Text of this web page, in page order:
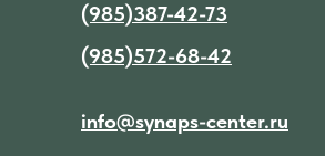
(985)387-42-73
(985)572-68-42
info@synaps-center.ru